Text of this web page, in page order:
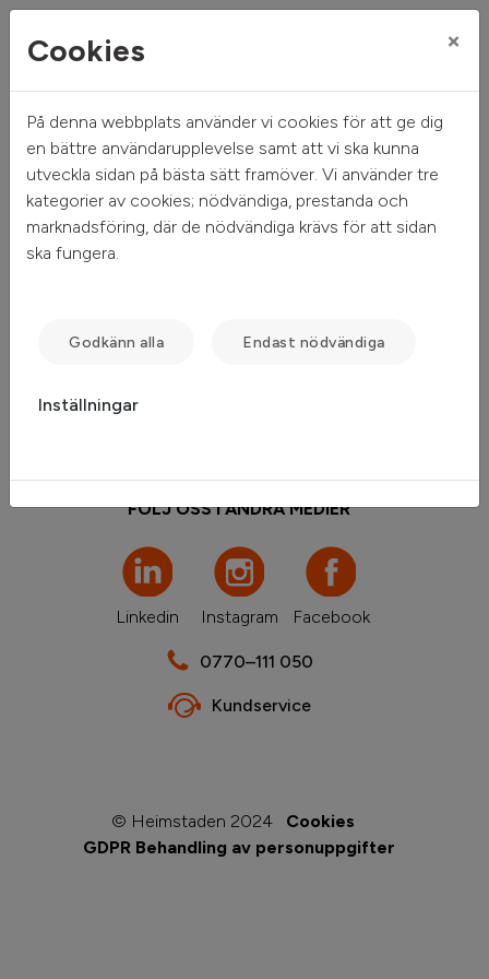
Mitt hem Sök ledigt Objektsdetalj
Objektsdetalj
t.ex. bero på att det inte längre finns tillgängligt att söka.
FÖLJ OSS I ANDRA MEDIER
Linkedin Instagram Facebook
0770–111 050
Kundservice
© Heimstaden 2024
Cookies
GDPR Behandling av personuppgifter
Cookies ×
På denna webbplats använder vi cookies för att ge dig
en bättre användarupplevelse samt att vi ska kunna
utveckla sidan på bästa sätt framöver. Vi använder tre
kategorier av cookies; nödvändiga, prestanda och
marknadsföring, där de nödvändiga krävs för att sidan
ska fungera.
Godkänn alla Endast nödvändiga
Inställningar